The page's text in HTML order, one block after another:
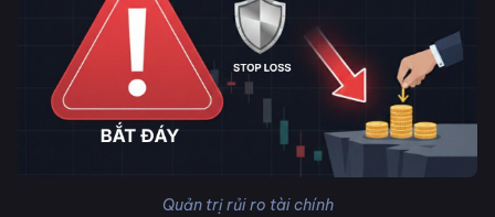
Quản trị rủi ro tài chính